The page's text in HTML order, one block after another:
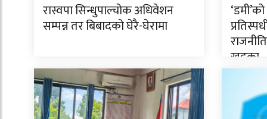
रास्वपा सिन्धुपाल्चोक अधिवेशन
सम्पन्न तर बिबादको घेरै-घेरामा
खड्का